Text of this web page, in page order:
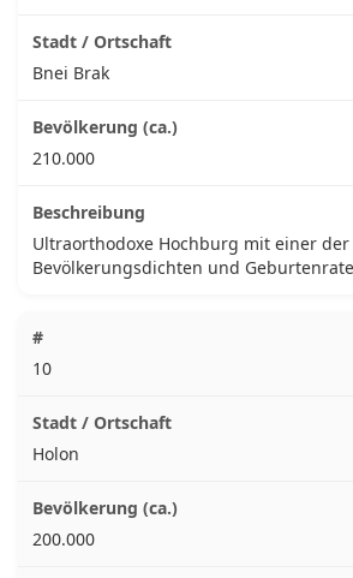
Bnei Brak
210.000
Ultraorthodoxe Hochburg mit einer der
Bevölkerungsdichten und
10
Holon
200.000